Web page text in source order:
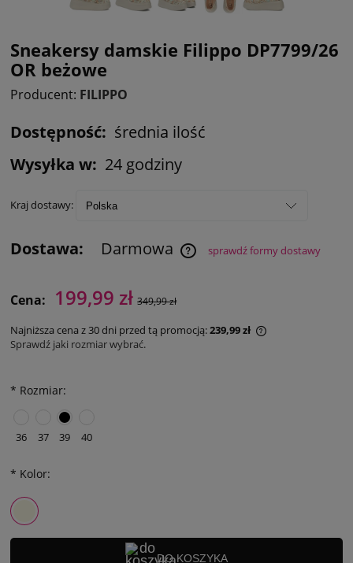
Sneakersy damskie Filippo DP7799/26
OR beżowe
Producent: FILIPPO
Dostępność: średnia ilość
Wysyłka w: 24 godziny
Kraj dostawy:
Dostawa: Darmowa sprawdź formy dostawy
Cena: 199,99 zł 349,99 zł
Najniższa cena z 30 dni przed tą promocją:239,99 zł
Sprawdź jaki rozmiar wybrać.
* Rozmiar:
36 37 39 40
* Kolor:
DO KOSZYKA